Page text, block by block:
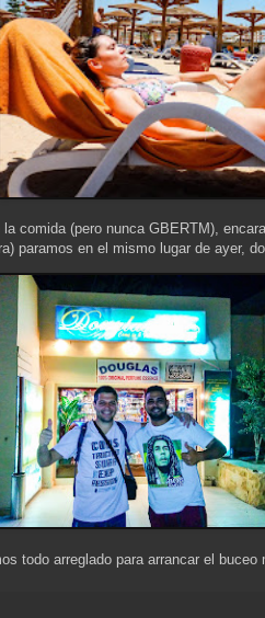
comida (pero nunca GBERTM),
paramos en el mismo lugar de ayer,
todo arreglado para arrancar el buceo